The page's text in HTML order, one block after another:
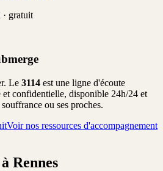
gratuit
Le 3114 est une ligne d'écoute
confidentielle, disponible 24h/24 et
ou ses proches.
Voir nos ressources d'accompagnement
Rennes